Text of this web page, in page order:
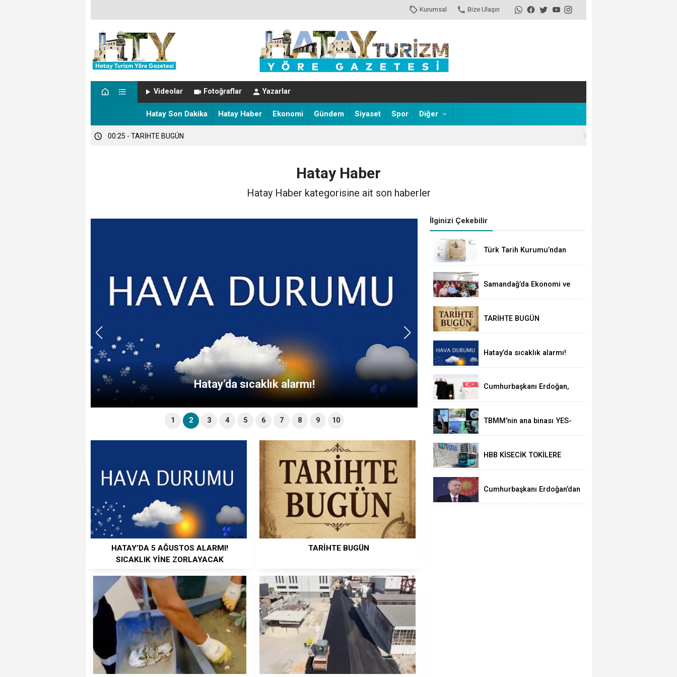
Kurumsal Bize Ulaşın
Videolar Fotoğraflar Yazarlar
Hatay Son Dakika Hatay Haber Ekonomi Gündem Siyaset Spor Diğer
00:25 - TARİHTE BUGÜN
Hatay Haber
Hatay Haber kategorisine ait son haberler
Hatay’da sıcaklık alarmı! TARİHTE BUGÜN
1 2 3 4 5 6 7 8 9 10
HATAY’DA 5 AĞUSTOS ALARMI!
SICAKLIK YİNE ZORLAYACAK
TARİHTE BUGÜN
İlginizi Çekebilir
Türk Tarih Kurumu’ndan
platformda
Samandağ’da Ekonomi ve
TARİHTE BUGÜN
Hatay’da sıcaklık alarmı!
Cumhurbaşkanı Erdoğan,
TBMM'nin ana binası YES-
HBB KİSECİK TOKİLERE
Cumhurbaşkanı Erdoğan’dan